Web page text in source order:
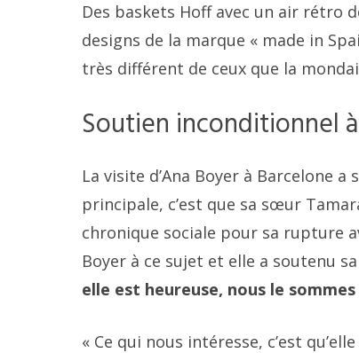
Des baskets Hoff avec un air rétro
designs de la marque « made in
très différent de ceux que la
Soutien inconditionnel
La visite d’Ana Boyer à Barcelone
principale, c’est que sa sœur
chronique sociale pour sa rupture
Boyer à ce sujet et elle a soutenu
elle est heureuse, nous le sommes
« Ce qui nous intéresse, c’est